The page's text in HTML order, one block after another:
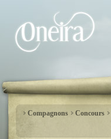
Compagnons Concours